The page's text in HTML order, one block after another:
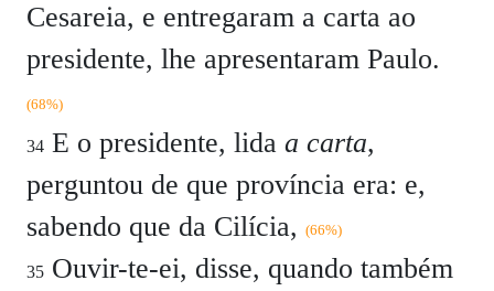
Cesareia, e entregaram a carta ao
presidente, lhe apresentaram Paulo.
(68%)
34 E o presidente, lida a carta,
perguntou de que província era: e,
sabendo que da Cilícia, (66%)
35 Ouvir-te-ei, disse, quando também